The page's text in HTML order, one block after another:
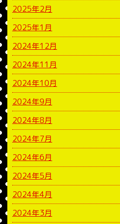
2025年2月
2025年1月
2024年12月
2024年11月
2024年10月
2024年9月
2024年8月
2024年7月
2024年6月
2024年5月
2024年4月
2024年3月